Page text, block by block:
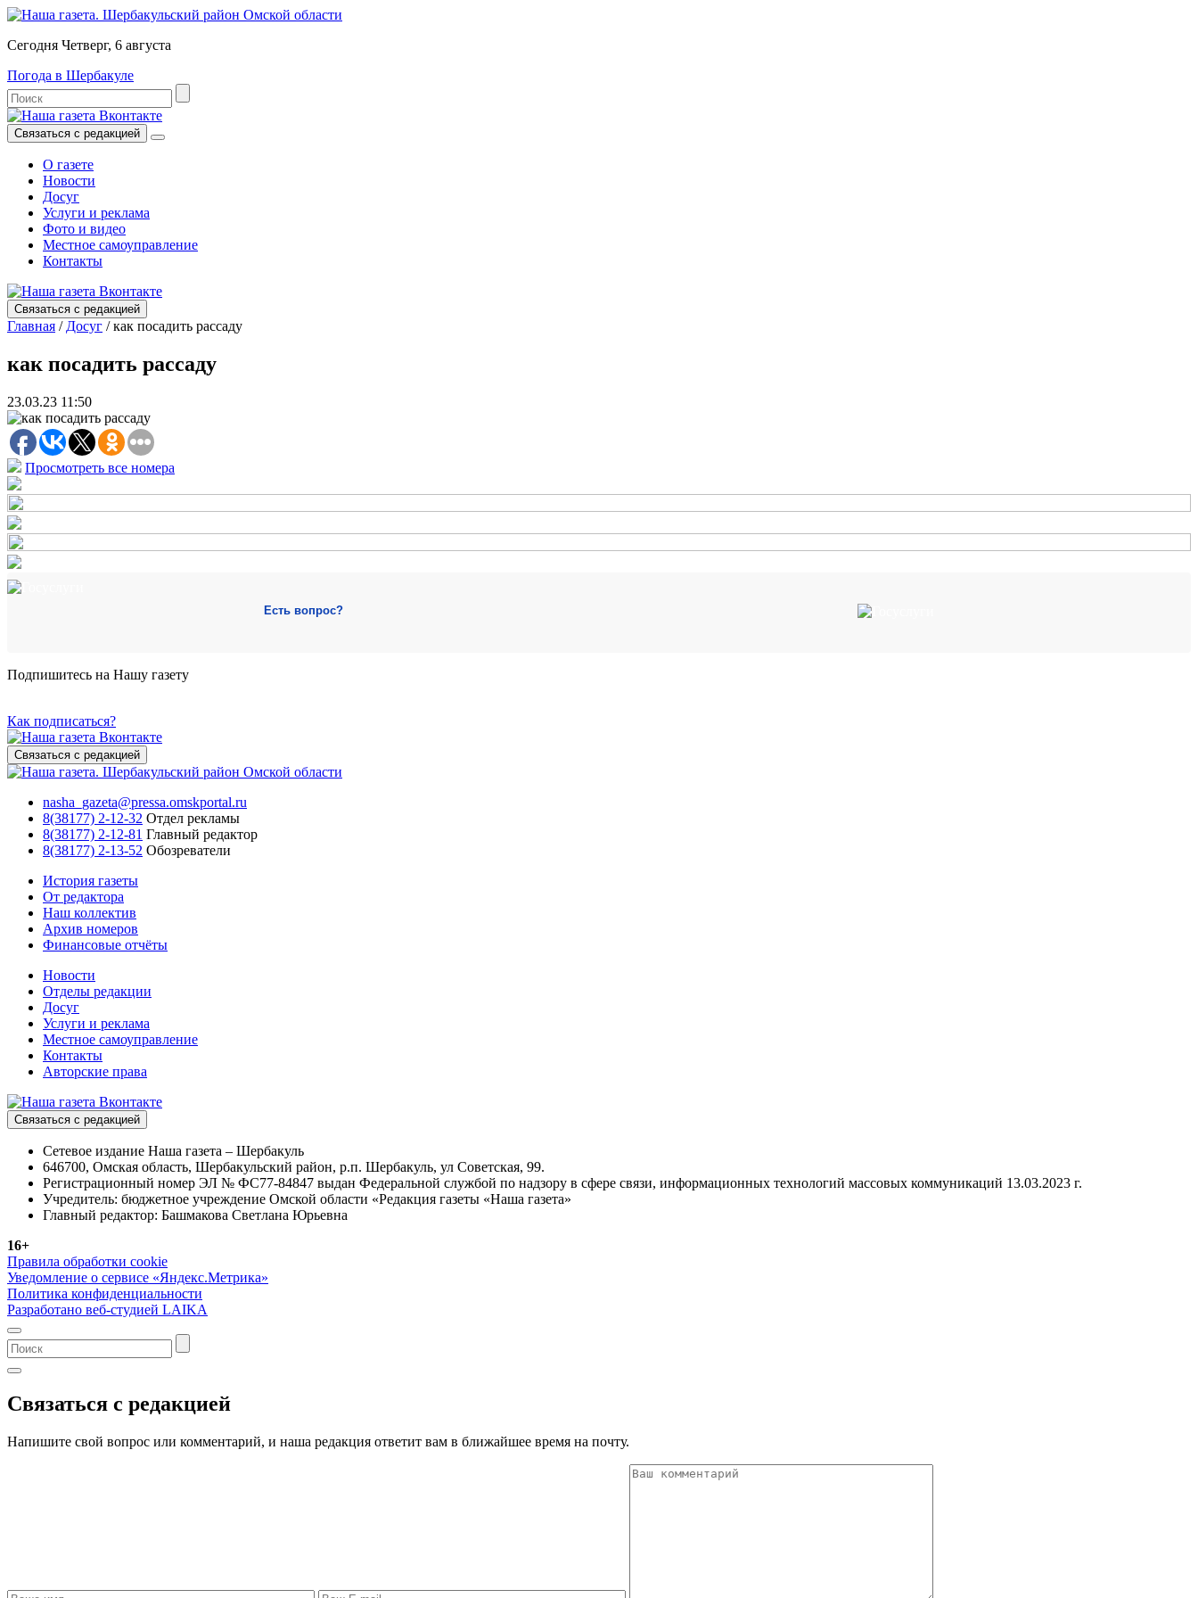
Сегодня Четверг, 6 августа
Погода в Шербакуле
Связаться с редакцией
О газете
Новости
Досуг
Услуги и реклама
Фото и видео
Местное самоуправление
Контакты
Связаться с редакцией
Главная / Досуг / как посадить рассаду
как посадить рассаду
23.03.23 11:50
Просмотреть все номера
Есть вопрос?
Подпишитесь на Нашу газету
Как подписаться?
Связаться с редакцией
nasha_gazeta@pressa.omskportal.ru
8(38177) 2-12-32 Отдел рекламы
8(38177) 2-12-81 Главный редактор
8(38177) 2-13-52 Обозреватели
История газеты
От редактора
Наш коллектив
Архив номеров
Финансовые отчёты
Новости
Отделы редакции
Досуг
Услуги и реклама
Местное самоуправление
Контакты
Авторские права
Связаться с редакцией
Сетевое издание Наша газета – Шербакуль
646700, Омская область, Шербакульский район, р.п. Шербакуль, ул Советская, 99.
Регистрационный номер ЭЛ № ФС77-84847 выдан Федеральной службой по надзору в сфере связи, информационных технологий массовых коммуникаций 13.03.2023 г.
Учредитель: бюджетное учреждение Омской области «Редакция газеты «Наша газета»
Главный редактор: Башмакова Светлана Юрьевна
16+
Правила обработки cookie
Уведомление о сервисе «Яндекс.Метрика»
Политика конфиденциальности
Разработано веб-студией LAIKA
Связаться с редакцией
Напишите свой вопрос или комментарий, и наша редакция ответит вам в ближайшее время на почту.